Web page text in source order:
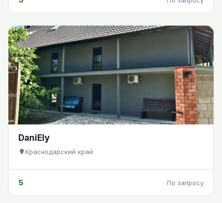
DaniEly
Краснодарский край
5 По запросу